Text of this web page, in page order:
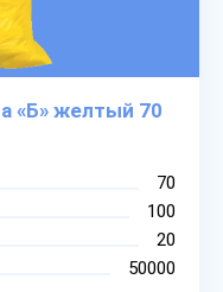
«Б» желтый 70
70
100
20
50000